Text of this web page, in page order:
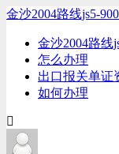
金沙2004路线js5-
金沙2004路线
怎么办理
出口报关单证
如何办理